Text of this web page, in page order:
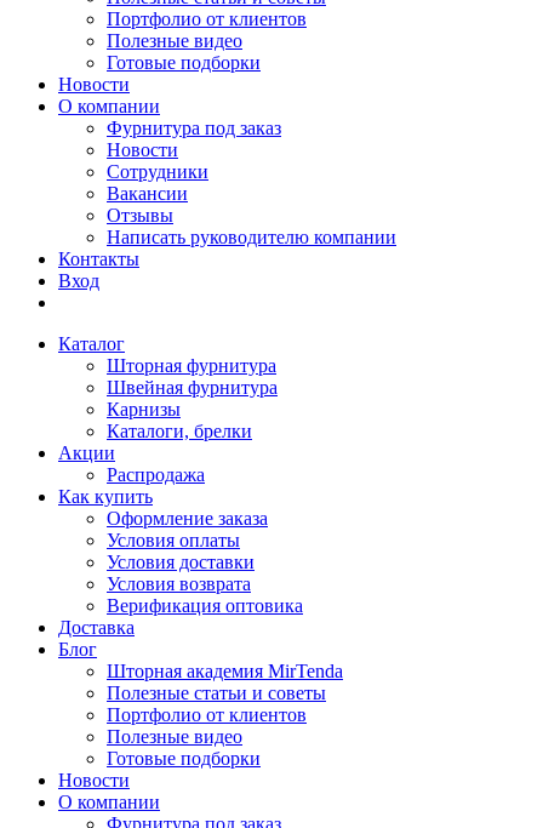
Портфолио от клиентов
Полезные видео
Готовые подборки
Новости
О компании
Фурнитура под заказ
Новости
Сотрудники
Вакансии
Отзывы
Написать руководителю компании
Контакты
Вход
Каталог
Шторная фурнитура
Швейная фурнитура
Карнизы
Каталоги, брелки
Акции
Распродажа
Как купить
Оформление заказа
Условия оплаты
Условия доставки
Условия возврата
Верификация оптовика
Доставка
Блог
Шторная академия MirTenda
Полезные статьи и советы
Портфолио от клиентов
Полезные видео
Готовые подборки
Новости
О компании
Фурнитура под заказ